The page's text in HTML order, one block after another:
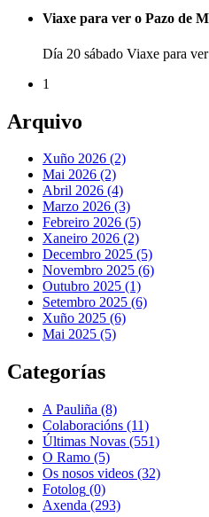
Viaxe para ver o Pazo de
Día 20 sábado Viaxe para
1
Arquivo
Xuño 2026 (2)
Mai 2026 (2)
Abril 2026 (4)
Marzo 2026 (3)
Febreiro 2026 (5)
Xaneiro 2026 (2)
Decembro 2025 (5)
Novembro 2025 (6)
Outubro 2025 (1)
Setembro 2025 (6)
Xuño 2025 (6)
Mai 2025 (5)
Categorías
A Pauliña (8)
Colaboracións (11)
Últimas Novas (551)
O Ramo (5)
Os nosos videos (32)
Fotolog (0)
Axenda (293)